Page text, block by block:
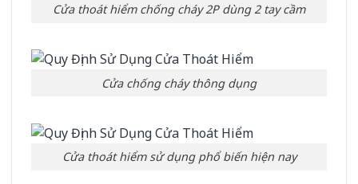
Cửa thoát hiểm chống cháy 2P dùng 2 tay cầm
Cửa chống cháy thông dụng
Cửa thoát hiểm sử dụng phổ biến hiện nay